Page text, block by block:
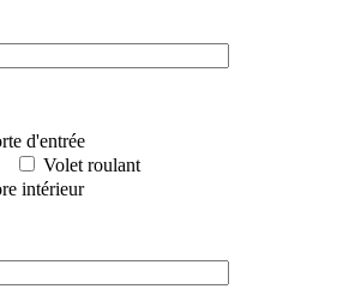
d'entrée
Volet roulant
intérieur